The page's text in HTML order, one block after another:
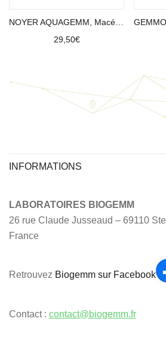
29,50€
INFORMATIONS
LABORATOIRES BIOGEMM
26 rue Claude Jusseaud – 69110
France
Retrouvez Biogemm sur Facebook
Contact : contact@biogemm.fr